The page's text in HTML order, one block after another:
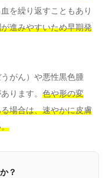
を繰り返すこともあり
進みやすいため早期発
がん）や悪性黒色腫
ります。 色や形の変
場合は、速やかに皮膚
？